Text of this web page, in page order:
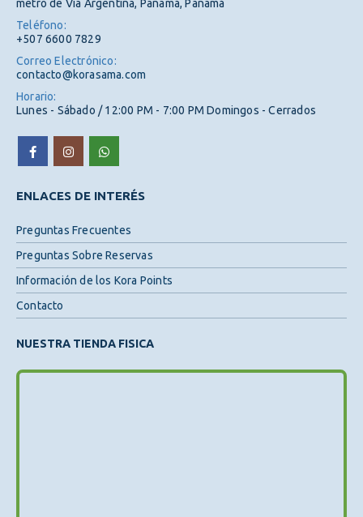
metro de Vía Argentina, Panamá, Panamá
Teléfono:
+507 6600 7829
Correo Electrónico:
contacto@korasama.com
Horario:
Lunes - Sábado / 12:00 PM - 7:00 PM Domingos - Cerrados
ENLACES DE INTERÉS
Preguntas Frecuentes
Preguntas Sobre Reservas
Información de los Kora Points
Contacto
NUESTRA TIENDA FISICA